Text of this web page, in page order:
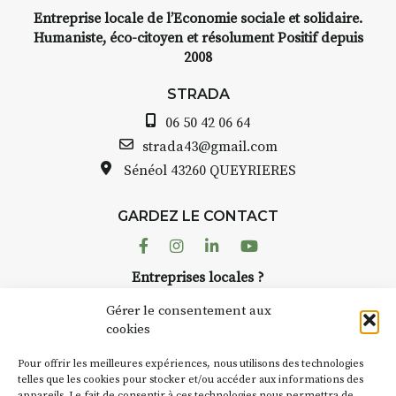
Gérer le consentement aux
cookies
Pour offrir les meilleures expériences, nous utilisons des technologies
telles que les cookies pour stocker et/ou accéder aux informations des
INTERVIEW
avez ouvert une galerie à
Auzon…
Bernard TURLE Le Fumoir n’est
pas une galerie permanente.
AuzonToujours organise
dans le village. Des artistes et
caves, les granges d’Auzon. Le
Fumoir est l’un de ces espaces
d’autres activités culturelles de
la Petite Cité de Caractère. Par
Entreprise locale de l’Economie sociale et solidaire.
Humaniste, éco-citoyen et résolument Positif depuis
2008
STRADA
06 50 42 06 64
strada43@gmail.com
Sénéol 43260 QUEYRIERES
GARDEZ LE CONTACT
FacebookInstagram
LinkedinYoutube
Entreprises locales ?
Suivez toute l'actu de Strada